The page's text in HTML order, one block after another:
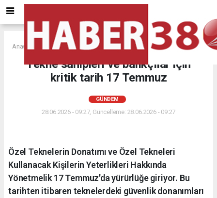
Anasayfa GÜNDEM
Tekne sahipleri ve balıkçılar için
kritik tarih 17 Temmuz
GÜNDEM
28.06.2026 - 09:27, Güncelleme: 28.06.2026 - 09:27
Özel Teknelerin Donatımı ve Özel Tekneleri
Kullanacak Kişilerin Yeterlikleri Hakkında
Yönetmelik 17 Temmuz'da yürürlüğe giriyor. Bu
tarihten itibaren teknelerdeki güvenlik donanımları